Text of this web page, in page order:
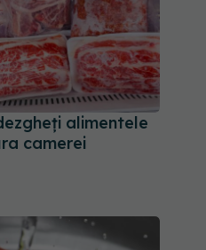
alimentele
camerei